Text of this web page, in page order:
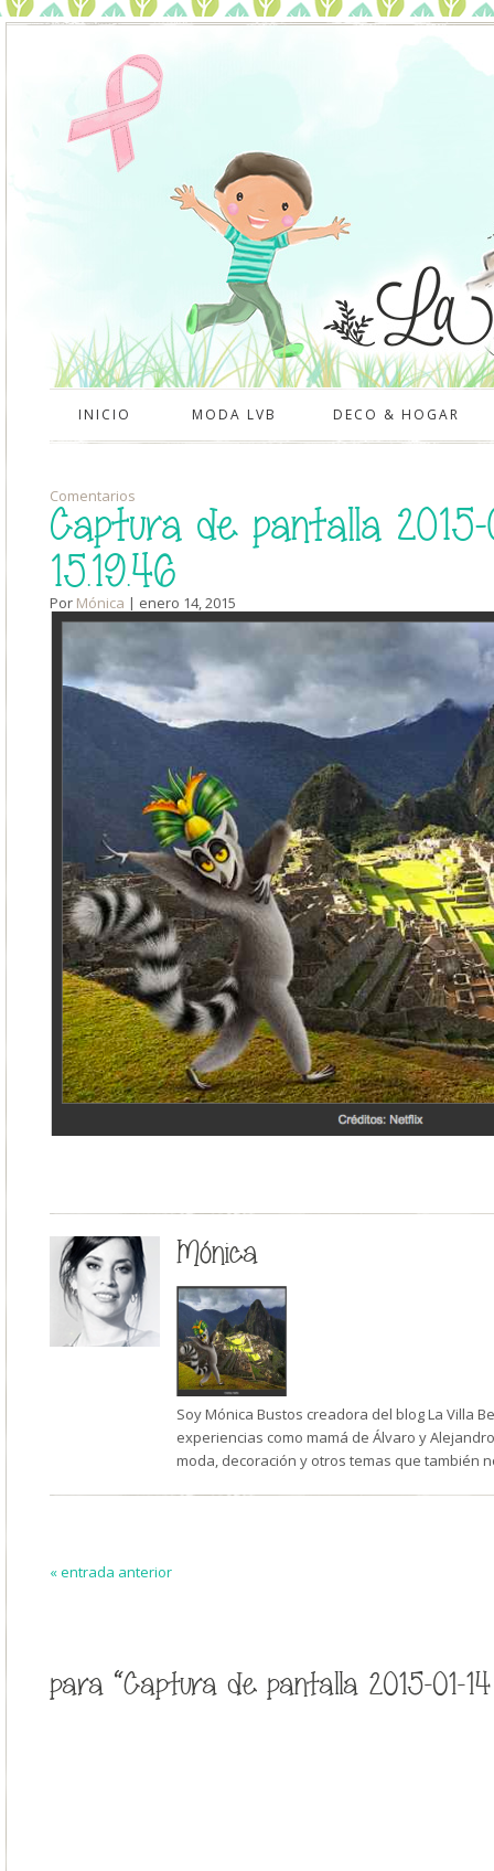
INICIO MODA LVB DECO & HOGAR
Comentarios
Captura de pantalla 2015-
15.19.46
Por Mónica | enero 14, 2015
Mónica
Soy Mónica Bustos creadora del blog La Villa
experiencias como mamá de Álvaro y
moda, decoración y otros temas que también
« entrada anterior
para “Captura de pantalla 2015-01-14